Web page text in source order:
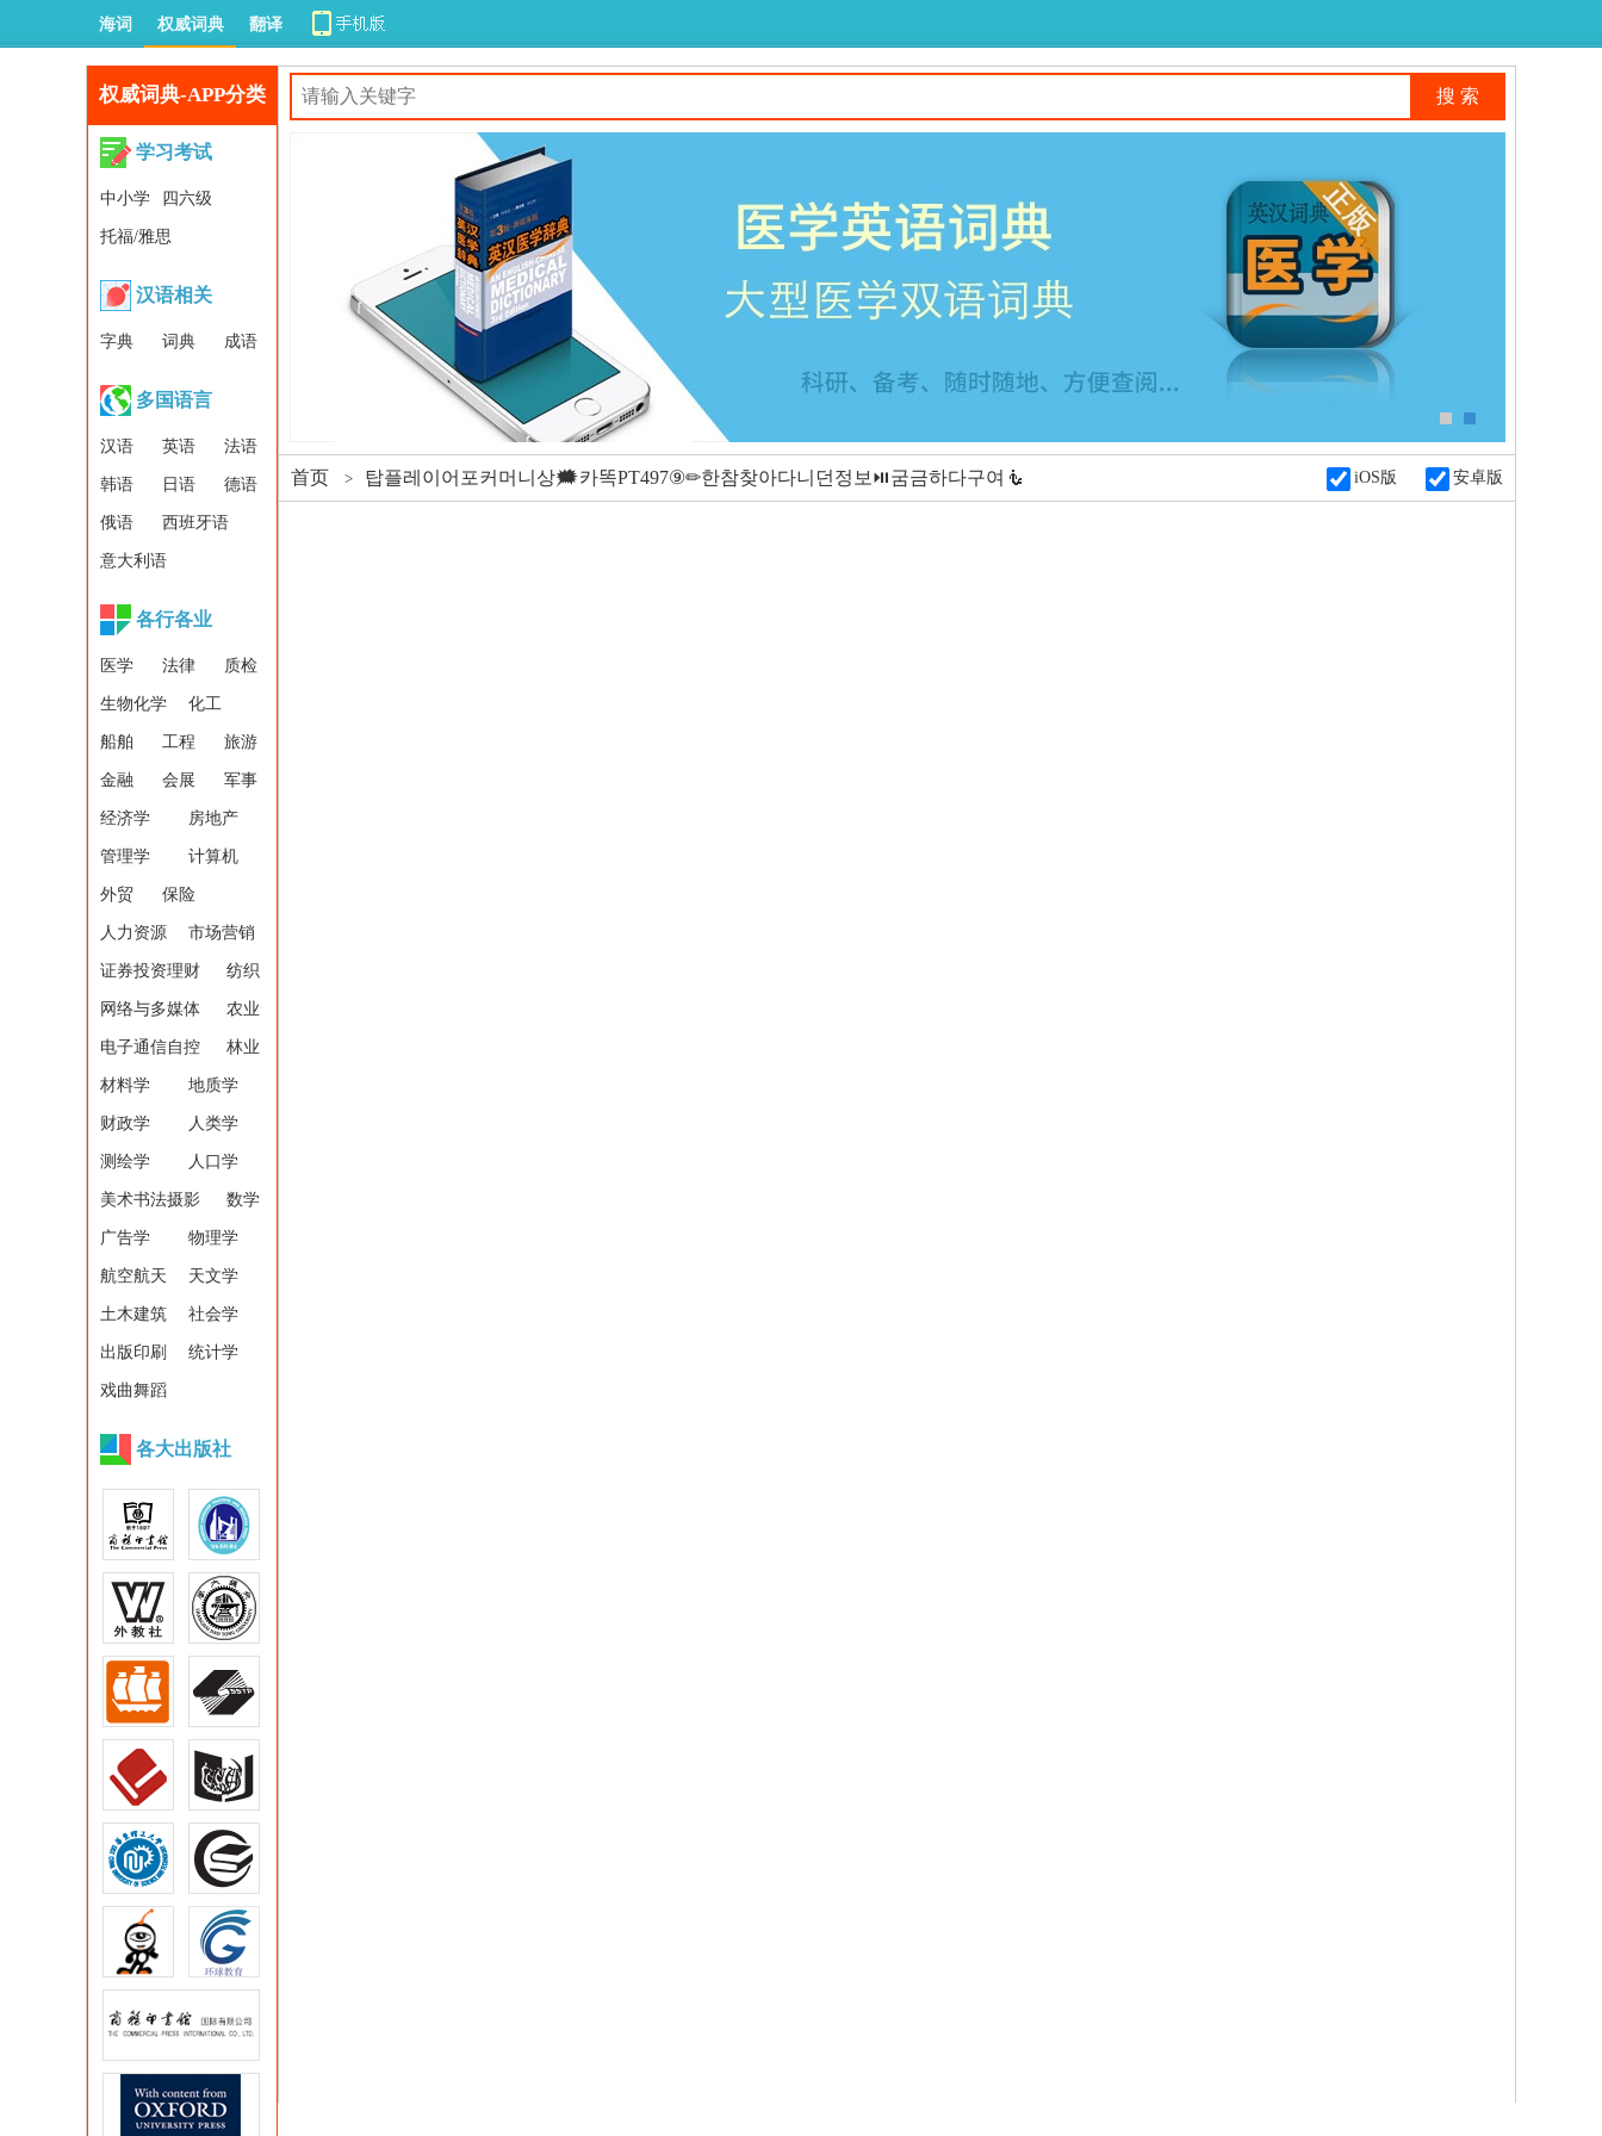
海词 权威词典 翻译
权威词典-APP分类
学习考试
中小学 四六级
托福/雅思
汉语相关
字典 词典 成语
多国语言
汉语 英语 法语
韩语 日语 德语
俄语 西班牙语
意大利语
各行各业
医学 法律 质检
生物化学 化工
船舶 工程 旅游
金融 会展 军事
经济学 房地产
管理学 计算机
外贸 保险
人力资源 市场营销
证券投资理财 纺织
网络与多媒体 农业
电子通信自控 林业
材料学 地质学
财政学 人类学
测绘学 人口学
美术书法摄影 数学
广告学 物理学
航空航天 天文学
土木建筑 社会学
出版印刷 统计学
戏曲舞蹈
各大出版社
首页 > 탑플레이어포커머니상🗯카똑PT497⑨✏한참찾아다니던정보⏯굼금하다구여🧜 iOS版 安卓版